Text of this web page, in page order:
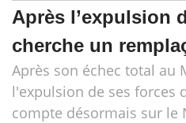
Après l’expulsion
cherche un
Après son échec total au
l'expulsion de ses forces
compte désormais sur le